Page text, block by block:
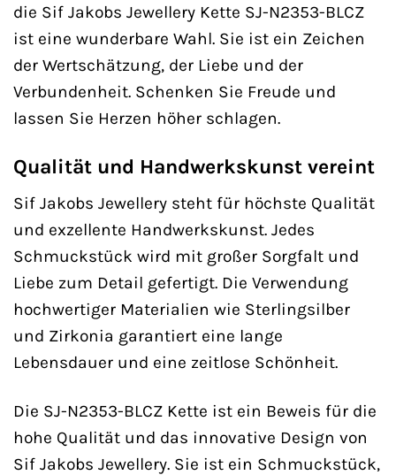
die Sif Jakobs Jewellery Kette SJ-N2353-BLCZ
ist eine wunderbare Wahl. Sie ist ein Zeichen
der Wertschätzung, der Liebe und der
Verbundenheit. Schenken Sie Freude und
lassen Sie Herzen höher schlagen.
Qualität und Handwerkskunst vereint
Sif Jakobs Jewellery steht für höchste Qualität
und exzellente Handwerkskunst. Jedes
Schmuckstück wird mit großer Sorgfalt und
Liebe zum Detail gefertigt. Die Verwendung
hochwertiger Materialien wie Sterlingsilber
und Zirkonia garantiert eine lange
Lebensdauer und eine zeitlose Schönheit.
Die SJ-N2353-BLCZ Kette ist ein Beweis für die
hohe Qualität und das innovative Design von
Sif Jakobs Jewellery. Sie ist ein Schmuckstück,